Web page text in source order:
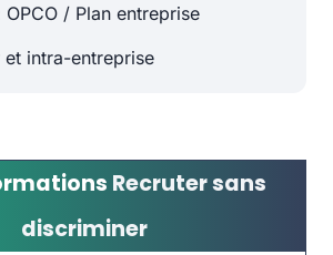
OPCO / Plan entreprise
et intra-entreprise
Recruter sans
discriminer